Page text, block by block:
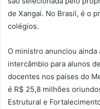
de Xangai. No Brasil, é o
colégios.
O ministro anunciou
intercâmbio para alunos
docentes nos países do
é R$ 25,8 milhões
Estrutural e